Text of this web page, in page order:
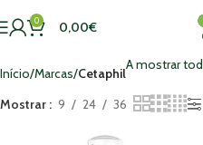
0 0,00€
Início Marcas Cetaphil
A mostrar
Mostrar 9 24 36